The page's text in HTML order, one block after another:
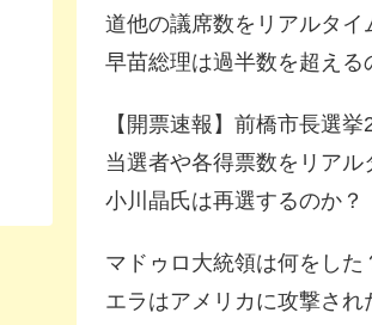
道他の議席数をリアルタイ
早苗総理は過半数を超える
【開票速報】前橋市長選挙
当選者や各得票数をリアル
小川晶氏は再選するのか？
マドゥロ大統領は何をした
エラはアメリカに攻撃され